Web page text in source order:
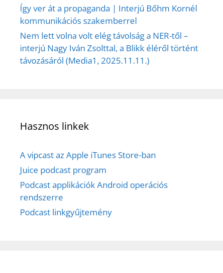
Így ver át a propaganda | Interjú Bőhm Kornél
kommunikációs szakemberrel
Nem lett volna volt elég távolság a NER-től –
interjú Nagy Iván Zsolttal, a Blikk éléről történt
távozásáról (Media1, 2025.11.11.)
Hasznos linkek
A vipcast az Apple iTunes Store-ban
Juice podcast program
Podcast applikációk Android operációs
rendszerre
Podcast linkgyűjtemény